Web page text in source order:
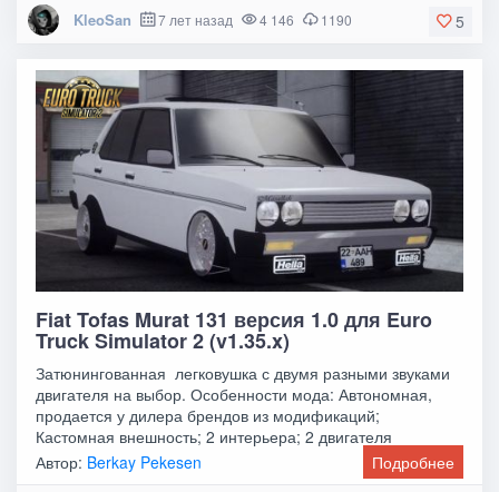
5
KleoSan 7 лет назад 4 146 1190
Fiat Tofas Murat 131 версия 1.0 для Euro
Truck Simulator 2 (v1.35.x)
Затюнингованная легковушка с двумя разными звуками
двигателя на выбор. Особенности мода: Автономная,
продается у дилера брендов из модификаций;
Кастомная внешность; 2 интерьера; 2 двигателя
Автор: Berkay Pekesen Подробнее